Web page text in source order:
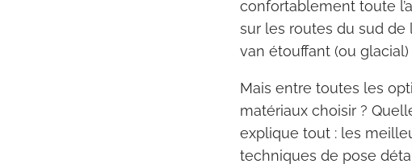
confortablement toute
sur les routes du sud de
van étouffant (ou
Mais entre toutes les
matériaux choisir ?
explique tout : les
techniques de pose